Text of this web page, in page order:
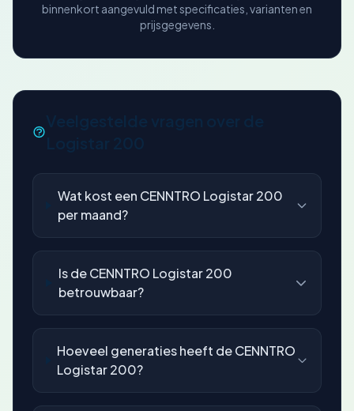
binnenkort aangevuld met specificaties, varianten en
prijsgegevens.
Wat kost een CENNTRO Logistar 200
per maand?
Is de CENNTRO Logistar 200
betrouwbaar?
Hoeveel generaties heeft de CENNTRO
Logistar 200?